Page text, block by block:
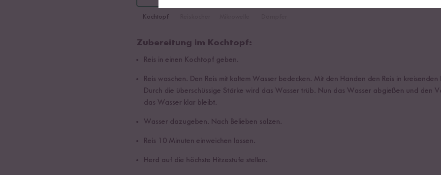
Kochtopf
Zubereitung im Kochtopf:
Reis in einen Kochtopf geben.
Reis waschen. Den Reis mit kaltem Wasser bedecken. Mit den Händen den Reis in
Durch die überschüssige Stärke wird das Wasser trüb. Nun das Wasser abgießen und den
das Wasser klar bleibt.
Wasser dazugeben. Nach Belieben salzen.
Reis 10 Minuten einweichen lassen.
Herd auf die höchste Hitzestufe stellen.